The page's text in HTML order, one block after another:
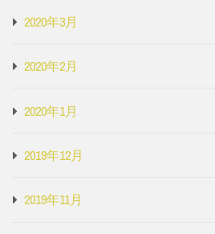
2020年3月
2020年2月
2020年1月
2019年12月
2019年11月